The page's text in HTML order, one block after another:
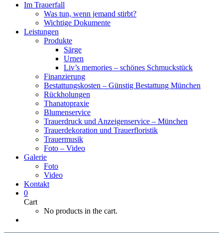
Im Trauerfall
Was tun, wenn jemand stirbt?
Wichtige Dokumente
Leistungen
Produkte
Särge
Urnen
Liv’s memories – schönes Schmuckstück
Finanzierung
Bestattungskosten – Günstig Bestattung München
Rückholungen
Thanatopraxie
Blumenservice
Trauerdruck und Anzeigenservice – München
Trauerdekoration und Trauerfloristik
Trauermusik
Foto – Video
Galerie
Foto
Video
Kontakt
0
Cart
No products in the cart.